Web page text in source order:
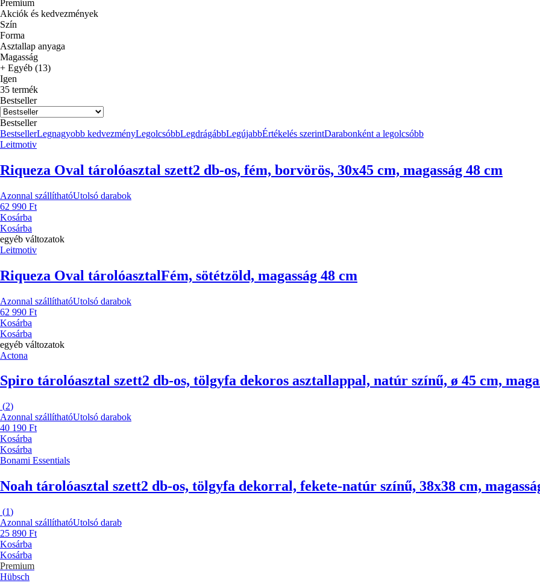
Premium
Akciók és kedvezmények
Szín
Forma
Asztallap anyaga
Magasság
+ Egyéb (13)
Igen
35 termék
Bestseller
Bestseller
BestsellerLegnagyobb kedvezményLegolcsóbbLegdrágábbLegújabbÉrtékelés szerintDarabonként a legolcsóbb
Leitmotiv
Riqueza Oval tárolóasztal szett2 db-os, fém, borvörös, 30x45 cm, magasság 48 cm
Azonnal szállíthatóUtolsó darabok
62 990 Ft
Kosárba
Kosárba
egyéb változatok
Leitmotiv
Riqueza Oval tárolóasztalFém, sötétzöld, magasság 48 cm
Azonnal szállíthatóUtolsó darabok
62 990 Ft
Kosárba
Kosárba
egyéb változatok
Actona
Spiro tárolóasztal szett2 db-os, tölgyfa dekoros asztallappal, natúr színű, ø 45 cm,
(2)
Azonnal szállíthatóUtolsó darabok
40 190 Ft
Kosárba
Kosárba
Bonami Essentials
Noah tárolóasztal szett2 db-os, tölgyfa dekorral, fekete-natúr színű, 38x38 cm,
(1)
Azonnal szállíthatóUtolsó darab
25 890 Ft
Kosárba
Kosárba
Premium
Hübsch